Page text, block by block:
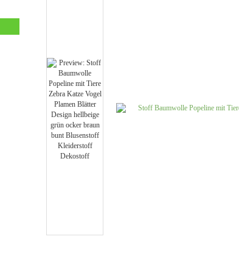
Jersey uni
Merino Doubleface Jacquard